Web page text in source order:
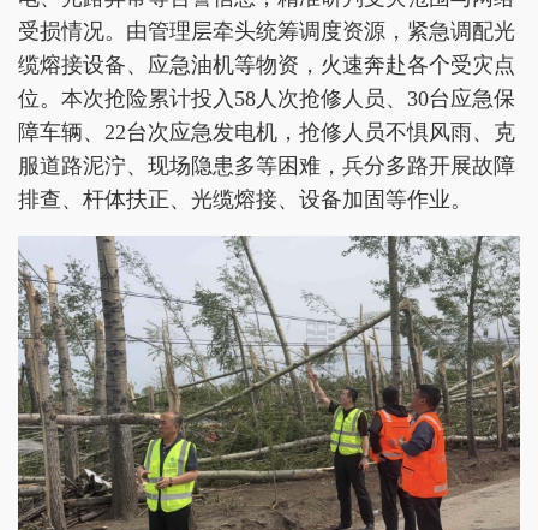
受损情况。由管理层牵头统筹调度资源，紧急调配光
缆熔接设备、应急油机等物资，火速奔赴各个受灾点
位。本次抢险累计投入58人次抢修人员、30台应急保
障车辆、22台次应急发电机，抢修人员不惧风雨、克
服道路泥泞、现场隐患多等困难，兵分多路开展故障
排查、杆体扶正、光缆熔接、设备加固等作业。